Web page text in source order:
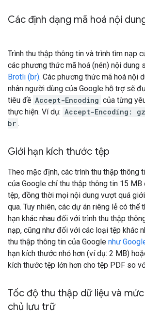
Các định dạng mã hoá nội
Trình thu thập thông tin và trình tìm nạp
các phương thức mã hoá (nén) nội dung
Brotli (br). Các phương thức mã hoá nội
nhân người dùng của Google hỗ trợ sẽ
tiêu đề Accept-Encoding của từng
thực hiện. Ví dụ: Accept-Encoding:
br .
Giới hạn kích thước tệp
Theo mặc định, các trình thu thập thông
của Google chỉ thu thập thông tin 15
tệp, đồng thời mọi nội dung vượt quá
qua. Tuy nhiên, các dự án riêng lẻ có thể
hạn khác nhau đối với trình thu thập
nạp, cũng như đối với các loại tệp khác
thu thập thông tin của Google như
hạn kích thước nhỏ hơn (ví dụ: 2 MB)
kích thước tệp lớn hơn cho tệp PDF so
Tốc độ thu thập dữ liệu và
chủ lưu trữ